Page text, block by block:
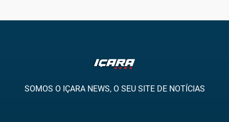
SOMOS O IÇARA NEWS, O SEU SITE DE NOTÍCIAS